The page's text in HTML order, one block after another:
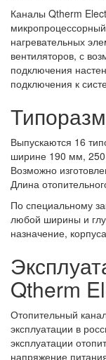
Каналы Qtherm
нагревательных
вентиляторов, с
подключения
подключения к
Выпускаются 16
ширине 190 мм,
Возможно
Длина
По специальному
любой ширины и
назначение,
Qtherm
Отопительный
эксплуатации в
эксплуатации
напряжение